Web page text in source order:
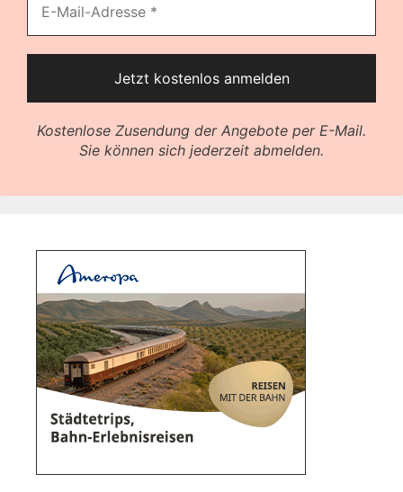
Kostenlose Zusendung der Angebote per E-Mail.
Sie können sich jederzeit abmelden.